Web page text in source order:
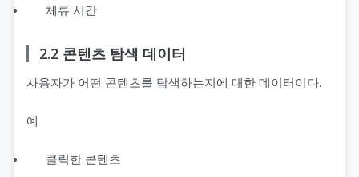
체류 시간
2.2 콘텐츠 탐색 데이터
사용자가 어떤 콘텐츠를 탐색하는지에 대한 데이터이다.
예
클릭한 콘텐츠